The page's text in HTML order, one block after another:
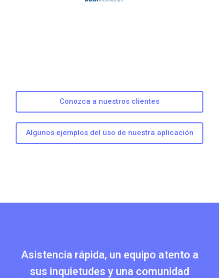
Conozca a nuestros clientes
Algunos ejemplos del uso de nuestra aplicación
Asistencia rápida, un equipo atento a
sus inquietudes y una comunidad